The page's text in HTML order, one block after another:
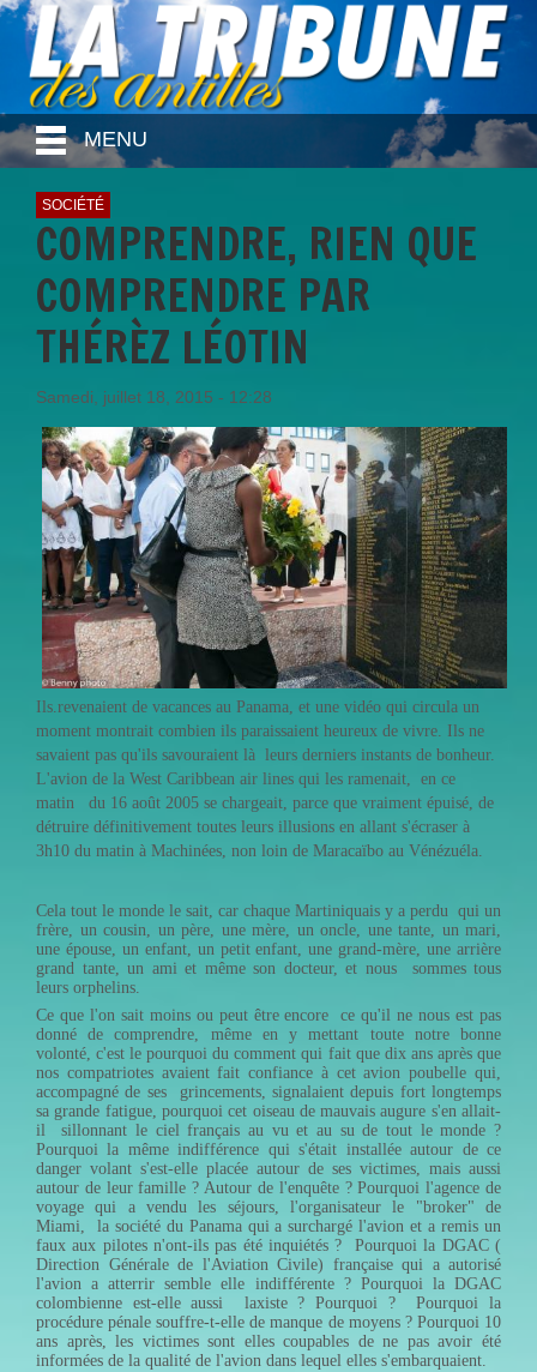
MENU
SOCIÉTÉ
COMPRENDRE, RIEN QUE
COMPRENDRE PAR
THÉRÈZ LÉOTIN
Samedi, juillet 18, 2015 - 12:28
Ils.revenaient de vacances au Panama, et une vidéo qui circula un
moment montrait combien ils paraissaient heureux de vivre. Ils ne
savaient pas qu'ils savouraient là leurs derniers instants de bonheur.
L'avion de la West Caribbean air lines qui les ramenait, en ce
matin du 16 août 2005 se chargeait, parce que vraiment épuisé, de
détruire définitivement toutes leurs illusions en allant s'écraser à
3h10 du matin à Machinées, non loin de Maracaïbo au Vénézuéla.
Cela tout le monde le sait, car chaque Martiniquais y a perdu qui un
frère, un cousin, un père, une mère, un oncle, une tante, un mari,
une épouse, un enfant, un petit enfant, une grand-mère, une arrière
grand tante, un ami et même son docteur, et nous sommes tous
leurs orphelins.
Ce que l'on sait moins ou peut être encore ce qu'il ne nous est pas
donné de comprendre, même en y mettant toute notre bonne
volonté, c'est le pourquoi du comment qui fait que dix ans après que
nos compatriotes avaient fait confiance à cet avion poubelle qui,
accompagné de ses grincements, signalaient depuis fort longtemps
sa grande fatigue, pourquoi cet oiseau de mauvais augure s'en allait-
il sillonnant le ciel français au vu et au su de tout le monde ?
Pourquoi la même indifférence qui s'était installée autour de ce
danger volant s'est-elle placée autour de ses victimes, mais aussi
autour de leur famille ? Autour de l'enquête ? Pourquoi l'agence de
voyage qui a vendu les séjours, l'organisateur le "broker" de
Miami, la société du Panama qui a surchargé l'avion et a remis un
faux aux pilotes n'ont-ils pas été inquiétés ? Pourquoi la DGAC (
Direction Générale de l'Aviation Civile) française qui a autorisé
l'avion a atterrir semble elle indifférente ? Pourquoi la DGAC
colombienne est-elle aussi laxiste ? Pourquoi ? Pourquoi la
procédure pénale souffre-t-elle de manque de moyens ? Pourquoi 10
ans après, les victimes sont elles coupables de ne pas avoir été
informées de la qualité de l'avion dans lequel elles s'embarquaient.